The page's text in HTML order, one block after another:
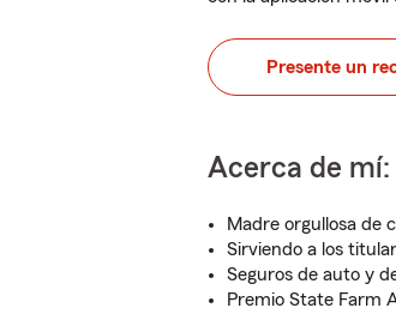
Presente un
Acerca de mí:
Madre orgullosa de
Sirviendo a los
Seguros de auto y
Premio State Farm